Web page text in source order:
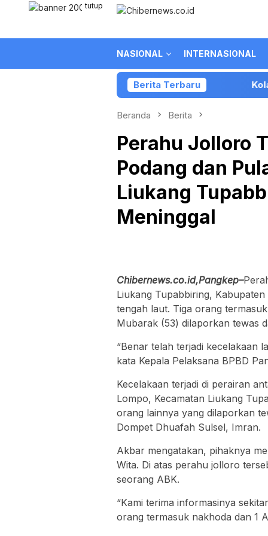
tutup
NASIONAL INTERNASIONAL
Berita TerbaruKolaborasi
Beranda Berita
Perahu Jolloro
Podang dan
Liukang
Meninggal
Chibernews.co.id,Pangkep–
Liukang Tupabbiring,
tengah laut. Tiga orang
Mubarak (53) dilaporkan tewas
“Benar telah terjadi kecelakaan
kata Kepala Pelaksana BPBD
Kecelakaan terjadi di perairan
Lompo, Kecamatan Liukang
orang lainnya yang dilaporkan
Dompet Dhuafah Sulsel, Imran.
Akbar mengatakan, pihaknya
Wita. Di atas perahu jolloro
seorang ABK.
“Kami terima informasinya
orang termasuk nakhoda dan 1